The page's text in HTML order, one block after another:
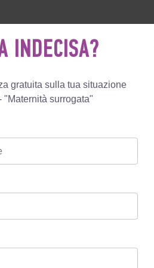
Blog Programmi
SURROGATA NEL MONDO
SURROGATA
INDECISA?
gratuita sulla tua situazione
"Maternità surrogata"